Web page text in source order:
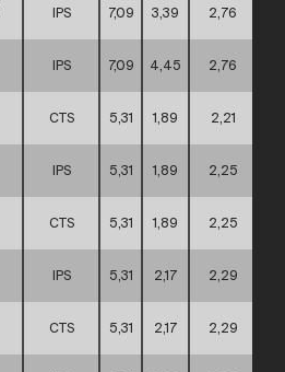
IPS 7,09 3,39 2,76
IPS 7,09 4,45 2,76
CTS 5,31 1,89 2,21
IPS 5,31 1,89 2,25
CTS 5,31 1,89 2,25
IPS 5,31 2,17 2,29
CTS 5,31 2,17 2,29